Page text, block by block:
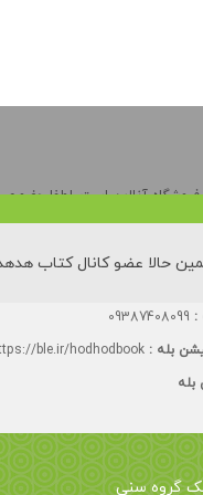
حالا عضو کانال کتاب
آنلاین است. لطفا حضوری
تا چهارشنبه:
۸۸۵۵۳۵۲۸
توحیدی (بیست و سوم)، کوی ۲۳ شایان، پلاک ٢۶،
:
09387408099
بله : ble.ir/hodhodbook
بله
گروه سنی